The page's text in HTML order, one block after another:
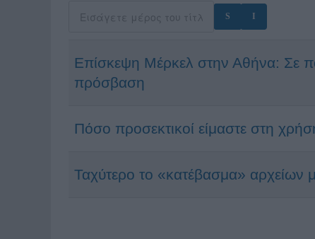
Επίσκεψη Μέρκελ στην Αθήνα: Σε
πρόσβαση
Πόσο προσεκτικοί είμαστε στη
Ταχύτερο το «κατέβασμα» αρχείων